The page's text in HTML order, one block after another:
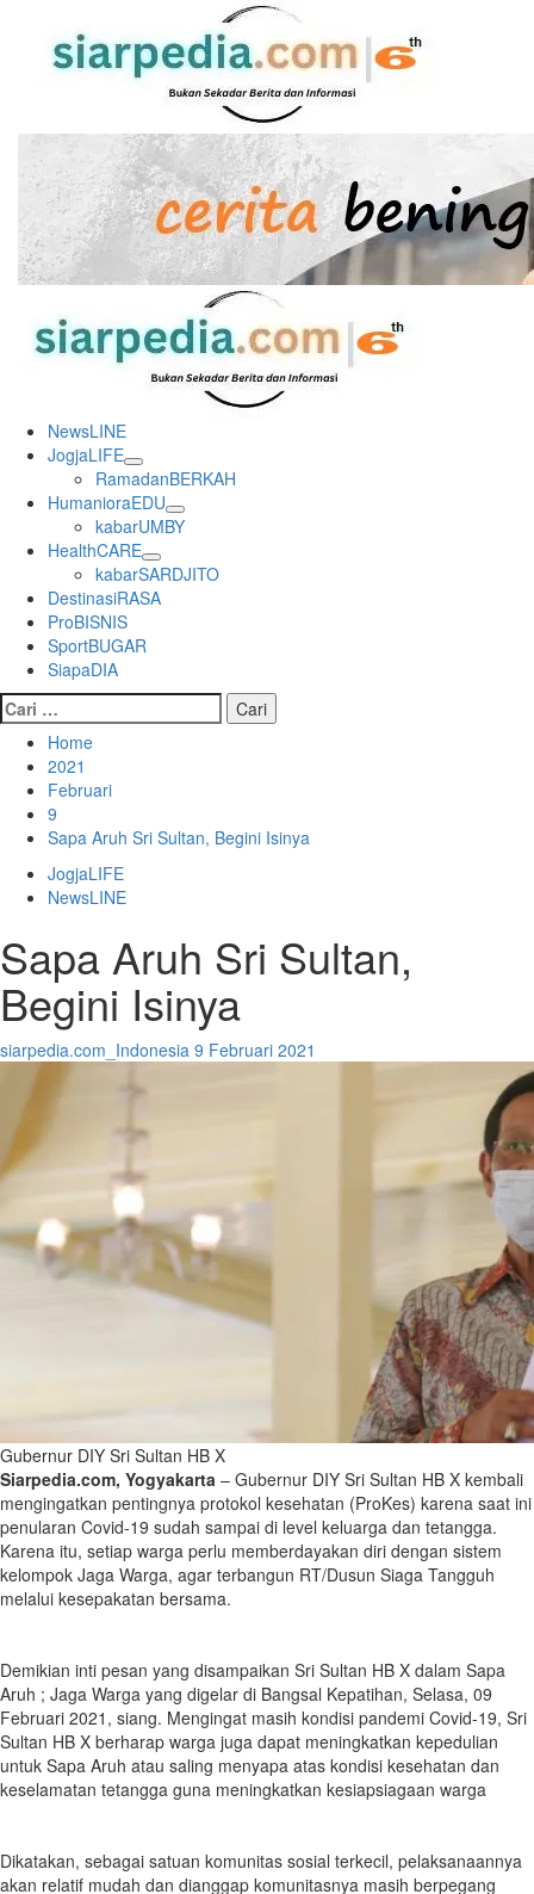
content
NewsLINE
JogjaLIFE
RamadanBERKAH
HumanioraEDU
kabarUMBY
HealthCARE
kabarSARDJITO
DestinasiRASA
ProBISNIS
SportBUGAR
SiapaDIA
Cari
untuk:
Home
2021
Februari
9
Sapa Aruh Sri Sultan, Begini Isinya
JogjaLIFE
NewsLINE
Sapa Aruh Sri Sultan,
Begini Isinya
siarpedia.com_Indonesia 9 Februari 2021
Gubernur DIY Sri Sultan HB X
Siarpedia.com, Yogyakarta – Gubernur DIY Sri Sultan HB X kembali
mengingatkan pentingnya protokol kesehatan (ProKes) karena saat ini
penularan Covid-19 sudah sampai di level keluarga dan tetangga.
Karena itu, setiap warga perlu memberdayakan diri dengan sistem
kelompok Jaga Warga, agar terbangun RT/Dusun Siaga Tangguh
melalui kesepakatan bersama.
Demikian inti pesan yang disampaikan Sri Sultan HB X dalam Sapa
Aruh ; Jaga Warga yang digelar di Bangsal Kepatihan, Selasa, 09
Februari 2021, siang. Mengingat masih kondisi pandemi Covid-19, Sri
Sultan HB X berharap warga juga dapat meningkatkan kepedulian
untuk Sapa Aruh atau saling menyapa atas kondisi kesehatan dan
keselamatan tetangga guna meningkatkan kesiapsiagaan warga
Dikatakan, sebagai satuan komunitas sosial terkecil, pelaksanaannya
akan relatif mudah dan dianggap komunitasnya masih berpegang